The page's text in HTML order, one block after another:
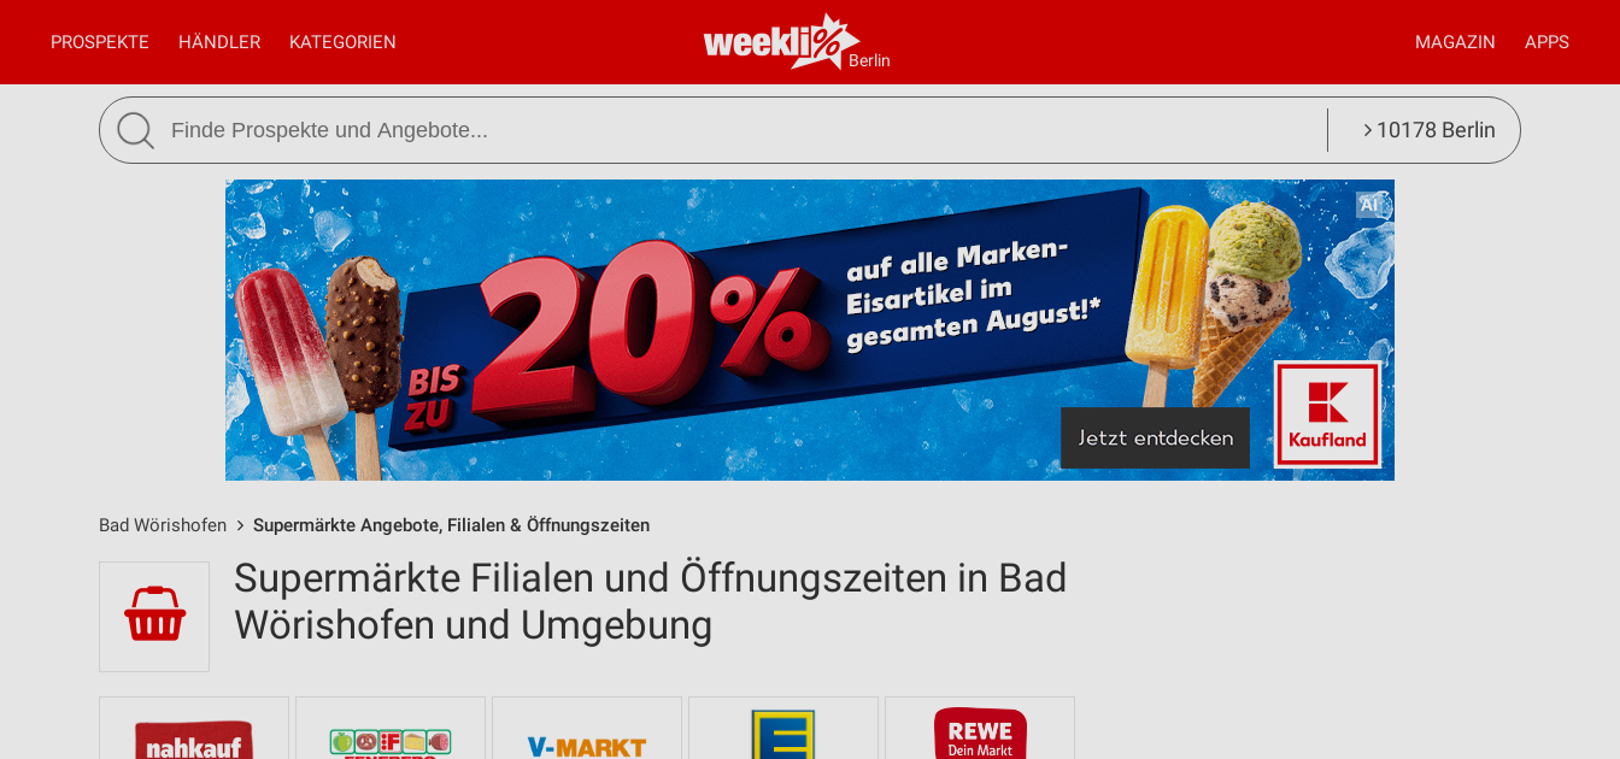
Berlin
PROSPEKTE HÄNDLER KATEGORIEN MAGAZIN APPS
10178 Berlin
Bad Wörishofen Supermärkte Angebote, Filialen & Öffnungszeiten
Supermärkte Filialen und Öffnungszeiten in Bad
Wörishofen und Umgebung